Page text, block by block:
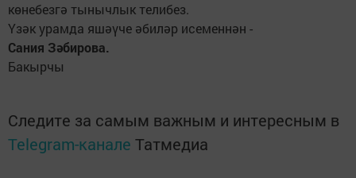
көнебезгә тынычлык телибез.
Үзәк урамда яшәүче әбиләр исеменнән -
Сания Зәбирова.
Бакырчы
Следите за самым важным и интересным в
Telegram-канале Татмедиа